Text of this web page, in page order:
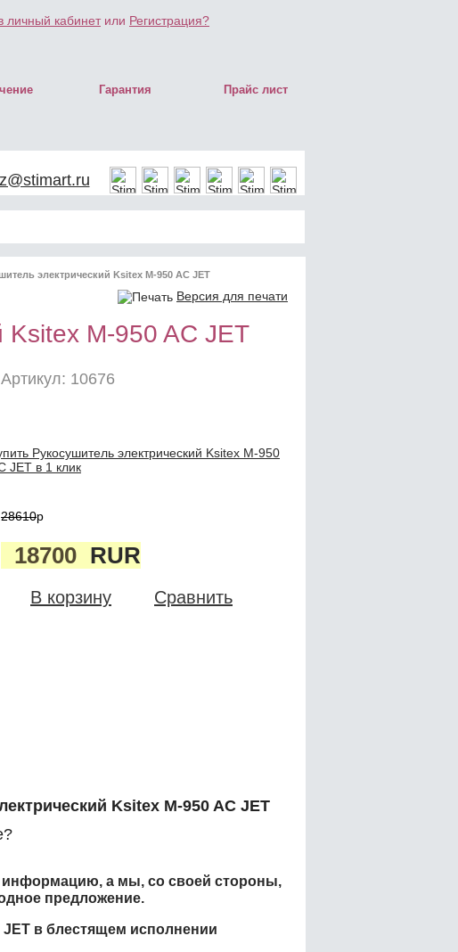
личный кабинетили Регистрация?
Гарантия Прайс лист
электрический Ksitex M-950 AC JET
Версия для печати
Ksitex M-950 AC JET
Артикул: 10676
Рукосушитель электрический Ksitex M-950
JET в 1 клик
28610p
18700 RUR
В корзину Сравнить
Ksitex M-950 AC JET
информацию, а мы, со своей стороны,
предложение.
JET в блестящем исполнении